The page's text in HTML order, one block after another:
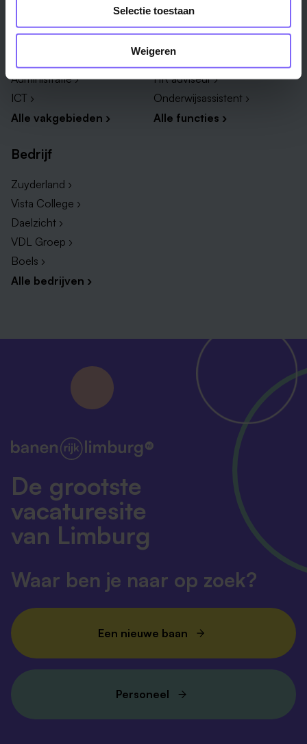
Selectie toestaan
Weigeren
Administratie ›
ICT ›
Alle vakgebieden ›
Administratief medewerker ›
HR adviseur ›
Onderwijsassistent ›
Alle functies ›
Bedrijf
Zuyderland ›
Vista College ›
Daelzicht ›
VDL Groep ›
Boels ›
Alle bedrijven ›
De grootste
vacaturesite
van Limburg
Waar ben je naar op zoek?
Een nieuwe baan
Personeel